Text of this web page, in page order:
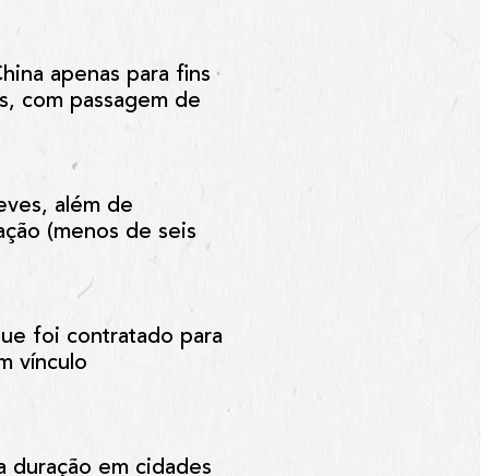
apenas para fins
com passagem de
além de
(menos de seis
foi contratado para
vínculo
duração em cidades